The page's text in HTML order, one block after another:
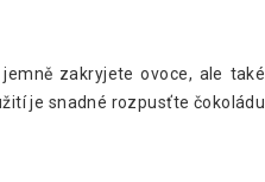
zakryjete ovoce, ale také
je snadné rozpusťte čokoládu